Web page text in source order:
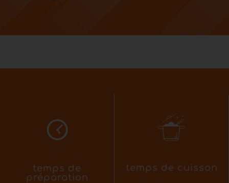
temps de
préparation
temps de cuisson